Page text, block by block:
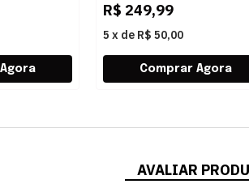
R$ 249,99
5 x de R$ 50,00
AVALIAR